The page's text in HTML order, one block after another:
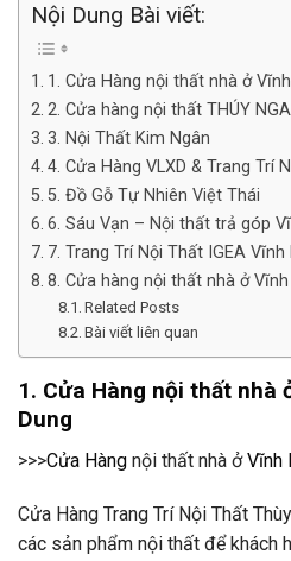
Nội Dung Bài viết:
1. Cửa Hàng nội thất nhà ở
2. Cửa hàng nội thất THÚY NGA
3. Nội Thất Kim Ngân
4. Cửa Hàng VLXD & Trang Trí
5. Đồ Gỗ Tự Nhiên Việt Thái
6. Sáu Vạn – Nội thất trả góp
7. Trang Trí Nội Thất IGEA Vĩnh
8. Cửa hàng nội thất nhà ở
Related Posts
Bài viết liên quan
1. Cửa Hàng nội thất nhà
Dung
>>>Cửa Hàng nội thất nhà ởVĩnh
Cửa Hàng Trang Trí Nội Thất
các sản phẩm nội thất để khách